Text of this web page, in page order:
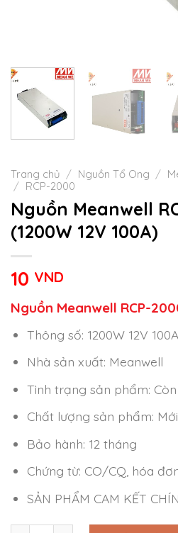
Trang chủ / Nguồn Tổ Ong /
/ RCP-2000
Nguồn Meanwell
(1200W 12V 100A)
10 VND
Nguồn Meanwell RCP-
Thông số: 1200W 12V 100A
Nhà sản xuất: Meanwell
Tình trạng sản phẩm:
Chất lượng sản phẩm: Mới
Bảo hành: 12 tháng
Chứng từ: CO/CQ, hóa
SẢN PHẨM CAM KẾT